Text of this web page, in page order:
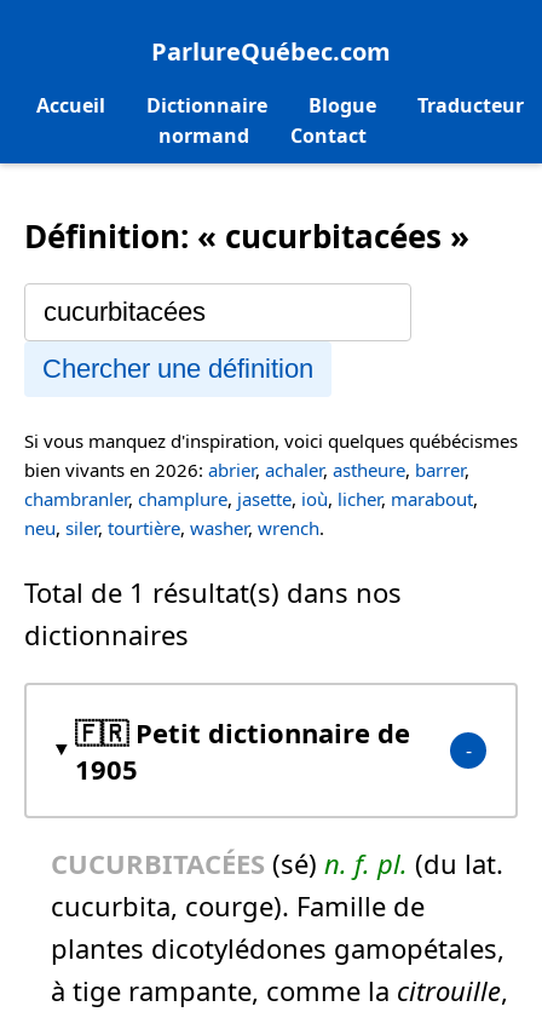
ParlureQuébec.com
Accueil Dictionnaire Blogue
Traducteur
normand
Contact
Définition: « cucurbitacées »
Chercher une définition
Si vous manquez d'inspiration, voici quelques québécismes
bien vivants en 2026: abrier, achaler, astheure, barrer,
chambranler, champlure, jasette, ioù, licher, marabout,
neu, siler, tourtière, washer, wrench.
Total de 1 résultat(s) dans nos
dictionnaires
🇫🇷 Petit dictionnaire de
1905
CUCURBITACÉES (sé) n. f. pl. (du lat.
cucurbita, courge). Famille de
plantes dicotylédones gamopétales,
à tige rampante, comme la citrouille,